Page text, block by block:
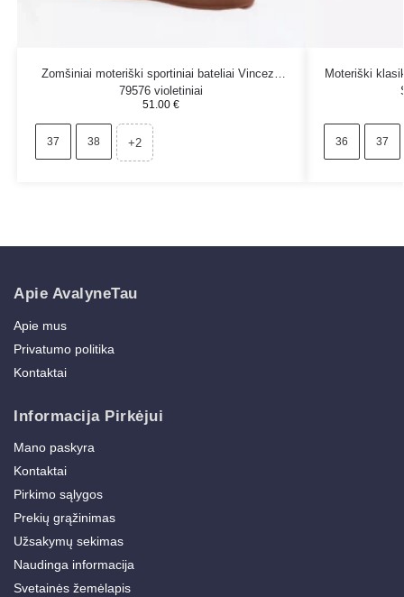
Zomšiniai moteriški sportiniai bateliai Vinceza
79576 violetiniai
51.00€
37 38 +2
Moteriški
36 37
Apie AvalyneTau
Apie mus
Privatumo politika
Kontaktai
Informacija Pirkėjui
Mano paskyra
Kontaktai
Pirkimo sąlygos
Prekių grąžinimas
Užsakymų sekimas
Naudinga informacija
Svetainės žemėlapis